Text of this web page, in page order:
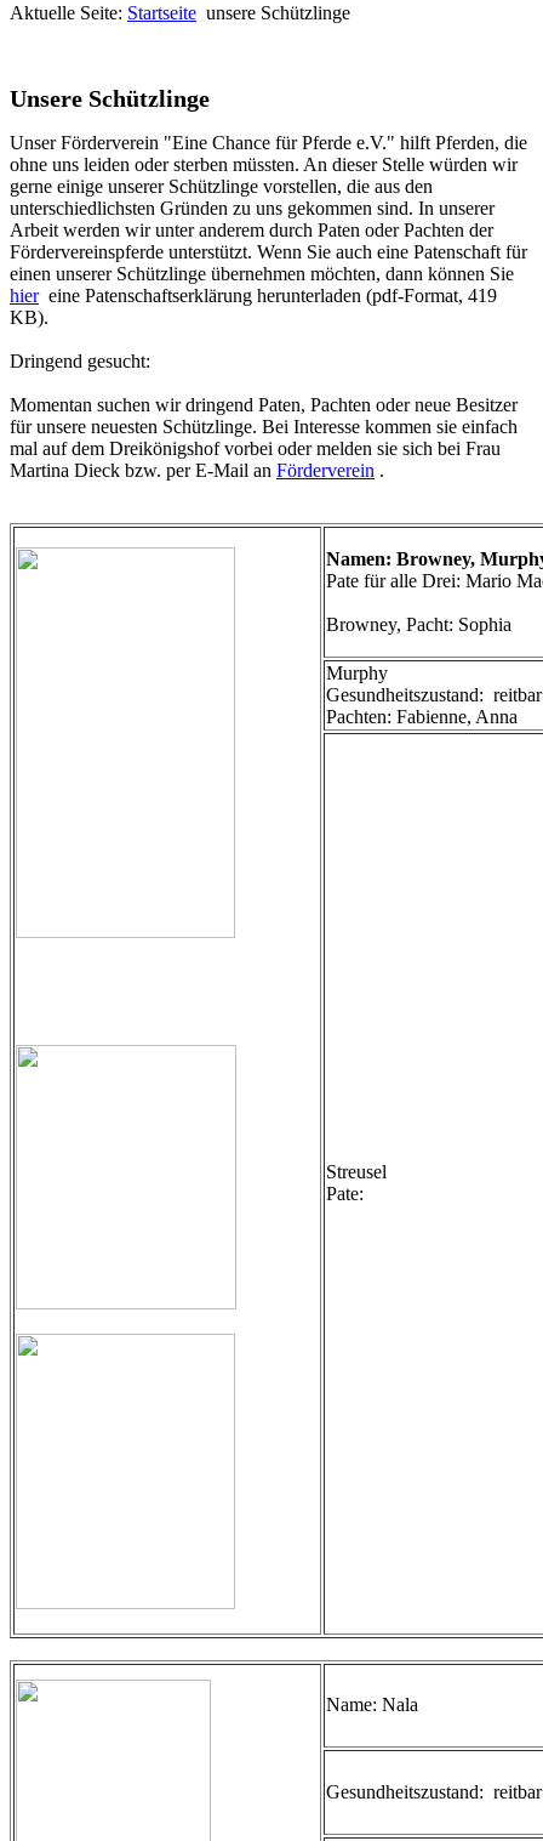
Aktuelle Seite: Startseite unsere Schützlinge
Unsere Schützlinge
Unser Förderverein "Eine Chance für Pferde e.V." hilft Pferden, die
ohne uns leiden oder sterben müssten. An dieser Stelle würden wir
gerne einige unserer Schützlinge vorstellen, die aus den
unterschiedlichsten Gründen zu uns gekommen sind. In unserer
Arbeit werden wir unter anderem durch Paten oder Pachten der
Fördervereinspferde unterstützt. Wenn Sie auch eine Patenschaft für
einen unserer Schützlinge übernehmen möchten, dann können Sie
hiereine Patenschaftserklärung herunterladen (pdf-Format, 419
KB).
Dringend gesucht:
Momentan suchen wir dringend Paten, Pachten oder neue Besitzer
für unsere neuesten Schützlinge. Bei Interesse kommen sie einfach
mal auf dem Dreikönigshof vorbei oder melden sie sich bei Frau
Martina Dieck bzw. per E-Mail an Förderverein .
Namen: Browney,
Pate für alle Drei: Mario
Browney, Pacht: Sophia
Murphy
Gesundheitszustand: reitbar
Pachten: Fabienne, Anna
Streusel
Pate:
Name: Nala
Gesundheitszustand: reitbar